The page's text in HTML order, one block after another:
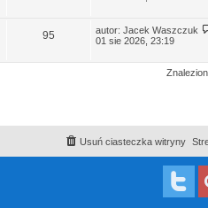
95 autor: Jacek Waszczuk
01 sie 2026, 23:19
Usuń ciasteczka witryny